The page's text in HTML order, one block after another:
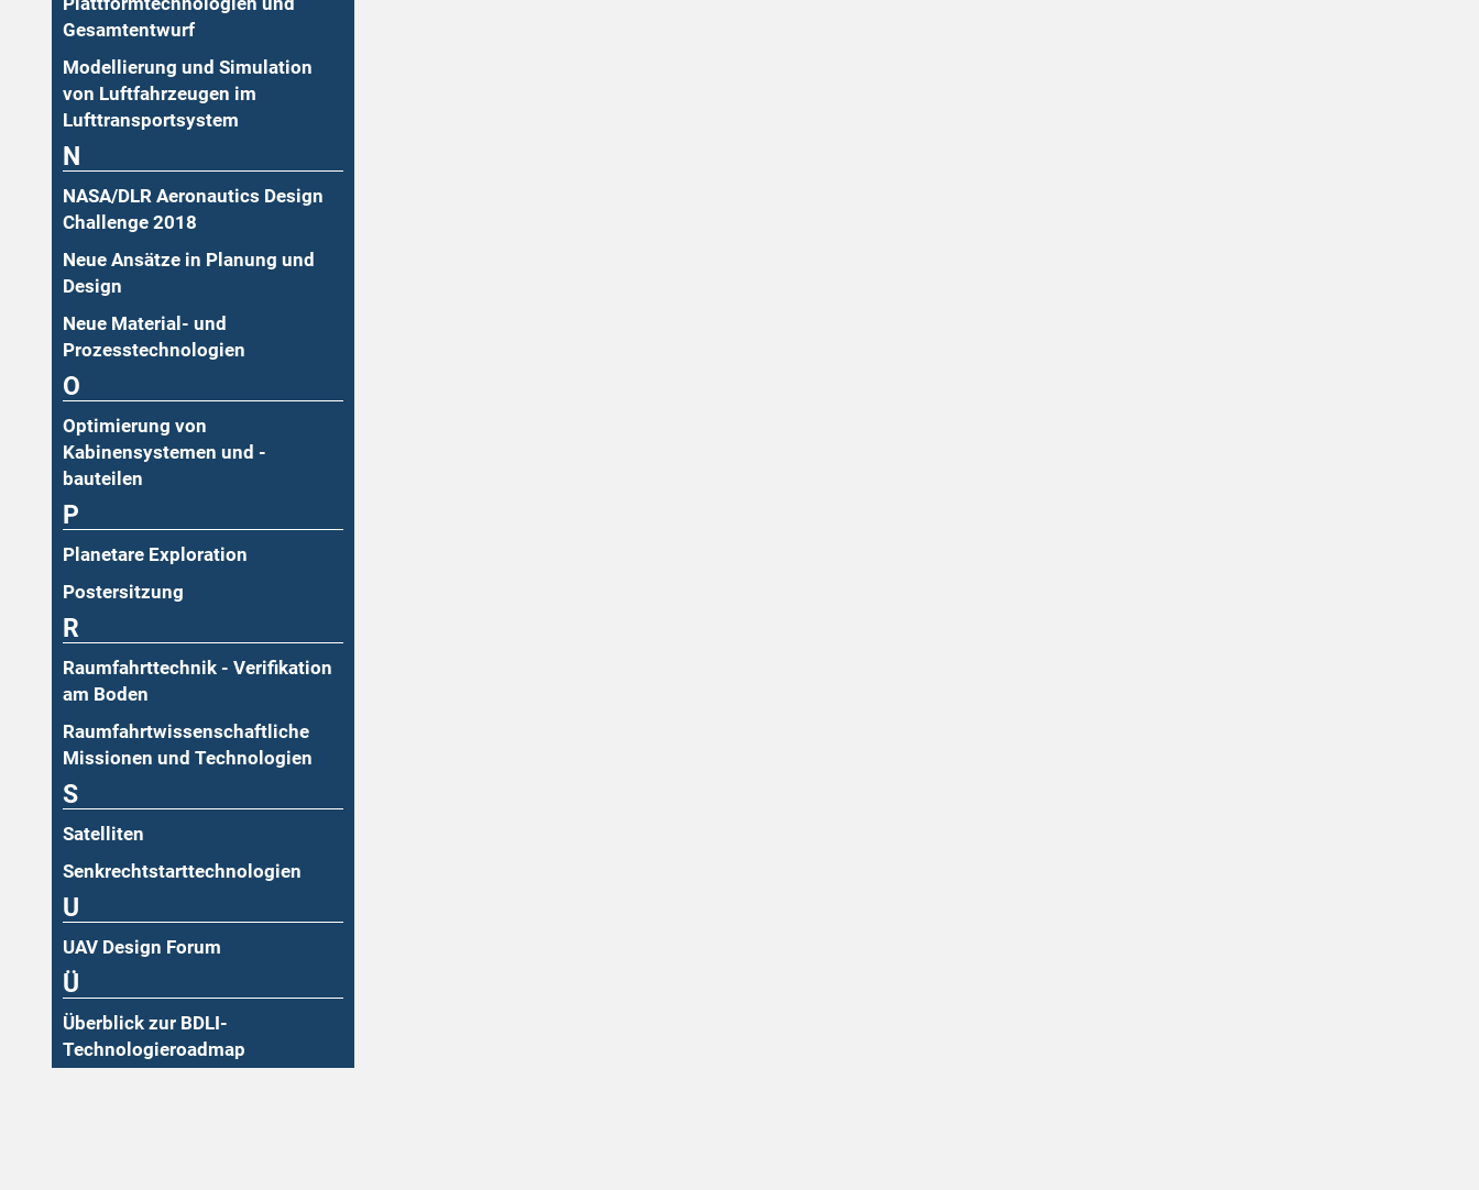
Gesamtentwurf
Modellierung und Simulation
von Luftfahrzeugen im
Lufttransportsystem
N
NASA/DLR Aeronautics Design
Challenge 2018
Neue Ansätze in Planung und
Design
Neue Material- und
Prozesstechnologien
O
Optimierung von
Kabinensystemen und -
bauteilen
P
Planetare Exploration
Postersitzung
R
Raumfahrttechnik - Verifikation
am Boden
Raumfahrtwissenschaftliche
Missionen und Technologien
S
Satelliten
Senkrechtstarttechnologien
U
UAV Design Forum
Ü
Überblick zur BDLI-
Technologieroadmap